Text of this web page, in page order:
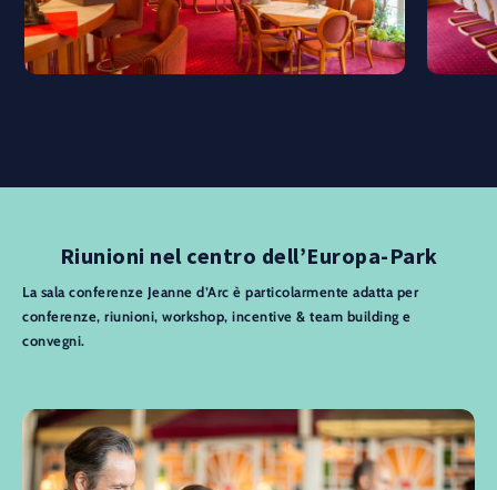
Riunioni nel centro dell’Europa-Park
La sala conferenze Jeanne d’Arc è particolarmente adatta per
conferenze, riunioni, workshop, incentive & team building e
convegni.